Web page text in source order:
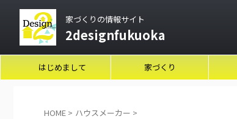
家づくりの情報サイト
2designfukuoka
はじめまして 家づくり
HOME > ハウスメーカー >